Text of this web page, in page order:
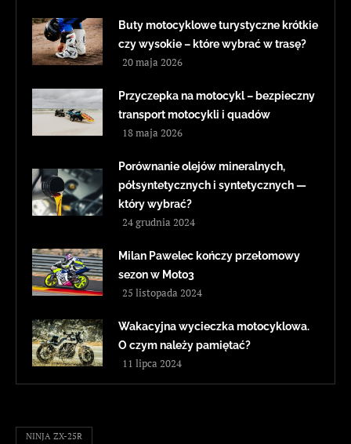
Buty motocyklowe turystyczne krótkie
czy wysokie – które wybrać w trasę?
20 maja 2026
Przyczepka na motocykl – bezpieczny
transport motocykli i quadów
18 maja 2026
Porównanie olejów mineralnych,
półsyntetycznych i syntetycznych —
który wybrać?
24 grudnia 2024
Milan Pawelec kończy przełomowy
sezon w Moto3
25 listopada 2024
Wakacyjna wycieczka motocyklowa.
O czym należy pamiętać?
11 lipca 2024
NINJA ZX-25R